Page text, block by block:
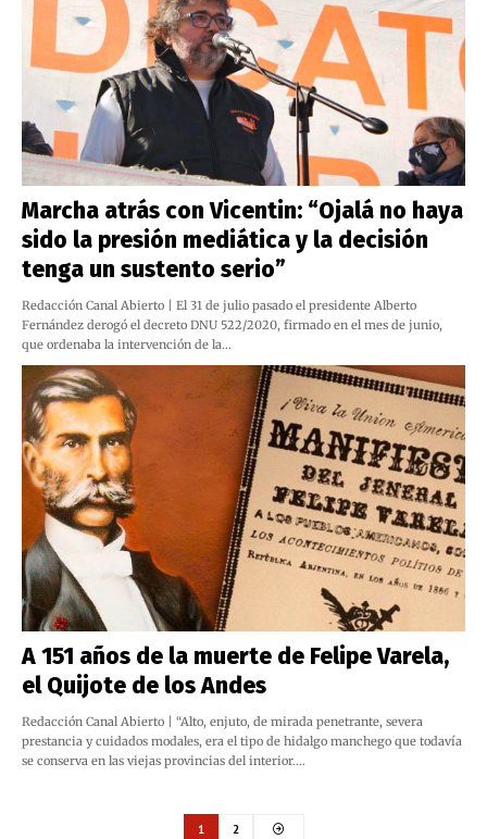
Marcha atrás con Vicentin: “Ojalá no haya
sido la presión mediática y la decisión
tenga un sustento serio”
Redacción Canal Abierto | El 31 de julio pasado el presidente Alberto
Fernández derogó el decreto DNU 522/2020, firmado en el mes de junio,
que ordenaba la intervención de la…
A 151 años de la muerte de Felipe Varela,
el Quijote de los Andes
Redacción Canal Abierto | “Alto, enjuto, de mirada penetrante, severa
prestancia y cuidados modales, era el tipo de hidalgo manchego que todavía
se conserva en las viejas provincias del interior.…
1 2